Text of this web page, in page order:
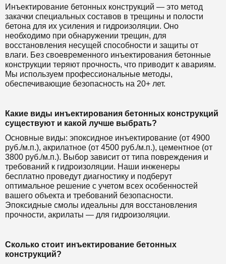
Инъектирование бетонных конструкций — это метод
закачки специальных составов в трещины и полости
бетона для их усиления и гидроизоляции. Оно
необходимо при обнаружении трещин, для
восстановления несущей способности и защиты от
влаги. Без своевременного инъектирования бетонные
конструкции теряют прочность, что приводит к авариям.
Мы используем профессиональные методы,
обеспечивающие безопасность на 20+ лет.
Какие виды инъектирования бетонных конструкций
существуют и какой лучше выбрать?
Основные виды: эпоксидное инъектирование (от 4900
руб./м.п.), акрилатное (от 4500 руб./м.п.), цементное (от
3800 руб./м.п.). Выбор зависит от типа повреждения и
требований к гидроизоляции. Наши инженеры
бесплатно проведут диагностику и подберут
оптимальное решение с учетом всех особенностей
вашего объекта и требований безопасности.
Эпоксидные смолы идеальны для восстановления
прочности, акрилаты — для гидроизоляции.
Сколько стоит инъектирование бетонных
конструкций?